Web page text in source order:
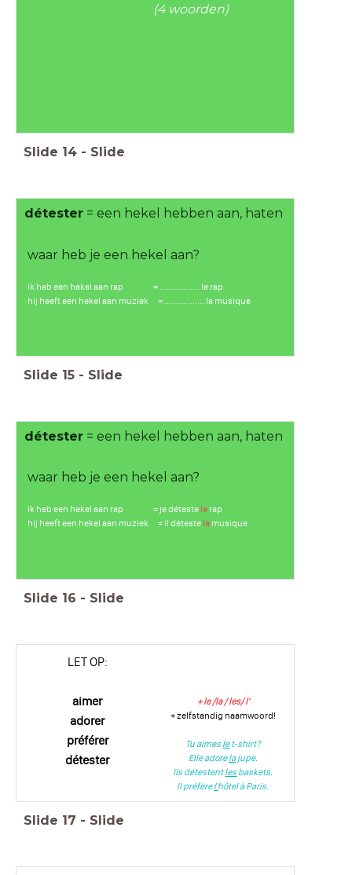
(4 woorden)
Slide 14 - Slide
waar heb je een hekel aan?
ik heb een hekel aan rap = ................. le rap
hij heeft een hekel aan muziek = ................. la musique
détester = een hekel hebben aan, haten
Slide 15 - Slide
waar heb je een hekel aan?
ik heb een hekel aan rap = je déteste lerap
hij heeft een hekel aan muziek = il déteste lamusique
détester = een hekel hebben aan, haten
Slide 16 - Slide
LET OP:
aimer
adorer
préférer
détester
+ le /la / les/ l'
+ zelfstandig naamwoord!
Tu aimes let-shirt?
Elle adorelajupe.
Ils détestentles baskets.
Il préfèrel'hôtel à Paris.
Slide 17 - Slide